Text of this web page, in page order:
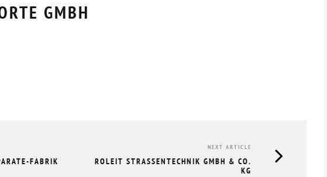
GMBH
FABRIK
NEXT ARTICLE
ROLEIT STRASSENTECHNIK GMBH & CO. K
G